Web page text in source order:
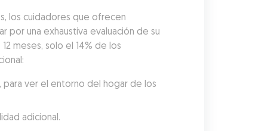
los cuidadores que ofrecen
una exhaustiva evaluación de su
meses, solo el 14% de los
ver el entorno del hogar de los
adicional.